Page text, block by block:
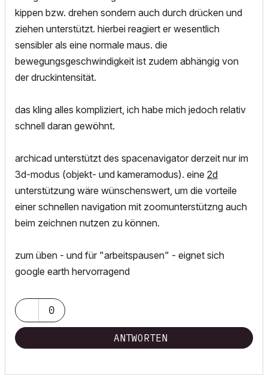
kippen bzw. drehen sondern auch durch drücken und
ziehen unterstützt. hierbei reagiert er wesentlich
sensibler als eine normale maus. die
bewegungsgeschwindigkeit ist zudem abhängig von
der druckintensität.
das kling alles kompliziert, ich habe mich jedoch relativ
schnell daran gewöhnt.
archicad unterstützt des spacenavigator derzeit nur im
3d-modus (objekt- und kameramodus). eine 2d
unterstützung wäre wünschenswert, um die vorteile
einer schnellen navigation mit zoomunterstützng auch
beim zeichnen nutzen zu können.
zum üben - und für "arbeitspausen" - eignet sich
google earth hervorragend
0
ANTWORTEN